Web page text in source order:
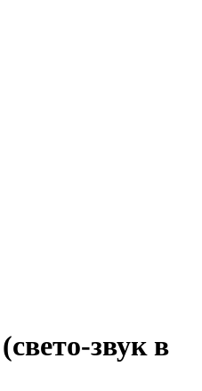
звук в